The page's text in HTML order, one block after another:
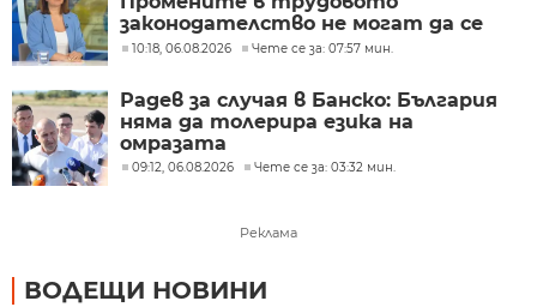
законодателство не могат да се
правят през бюджета
10:18, 06.08.2026 Чете се за: 07:57 мин.
Радев за случая в Банско: България
няма да толерира езика на
омразата
09:12, 06.08.2026 Чете се за: 03:32 мин.
Реклама
ВОДЕЩИ НОВИНИ